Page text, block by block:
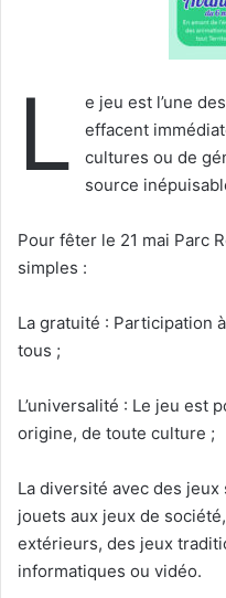
L
e jeu est l’une
effacent
cultures ou de
source
Pour fêter le 21 mai Parc
simples :
La gratuité : Participation
tous ;
L’universalité : Le jeu est
origine, de toute culture ;
La diversité avec des
jouets aux jeux de
extérieurs, des jeux
informatiques ou vidéo.